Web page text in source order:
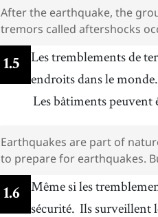
After the earthquake, the
tremors called aftershocks
1.5 Les tremblements de
endroits dans le monde.
Les bâtiments peuvent
Earthquakes are part of
to prepare for earthquakes.
1.6
Même si les
sécurité. Ils surveillent